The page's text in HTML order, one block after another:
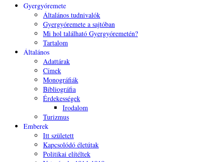
Gyergyóremete
Általános tudnivalók
Gyergyóremete a sajtóban
Mi hol található Gyergyóremetén?
Tartalom
Általános
Adattárak
Címek
Monográfiák
Bibliográfia
Érdekességek
Irodalom
Turizmus
Emberek
Itt született
Kapcsolódó életútak
Politikai elítéltek